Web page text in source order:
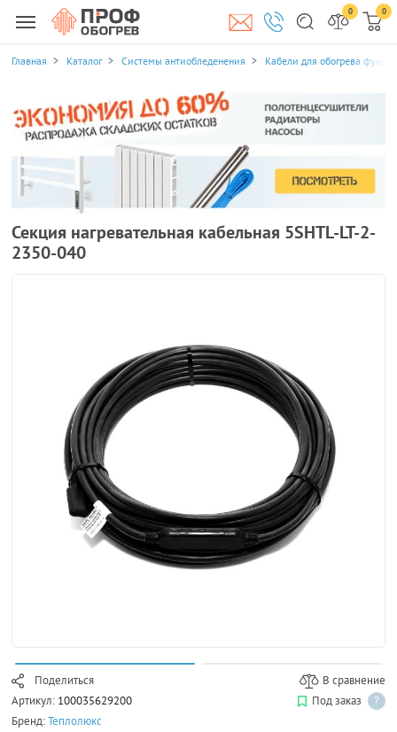
0 0
Главная Каталог Системы антиобледенения Кабели для обогрева
Секция нагревательная кабельная 5SHTL-LT-2-
2350-040
Поделиться
В сравнение
Артикул: 100035629200 Под заказ
?
Бренд:Теплолюкс